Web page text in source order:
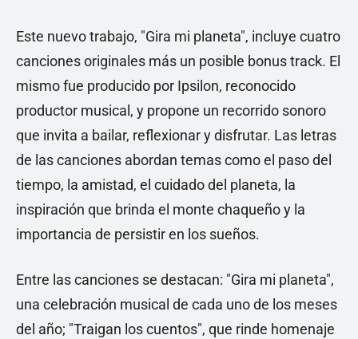
Este nuevo trabajo, "Gira mi planeta", incluye cuatro
canciones originales más un posible bonus track. El
mismo fue producido por Ipsilon, reconocido
productor musical, y propone un recorrido sonoro
que invita a bailar, reflexionar y disfrutar. Las letras
de las canciones abordan temas como el paso del
tiempo, la amistad, el cuidado del planeta, la
inspiración que brinda el monte chaqueño y la
importancia de persistir en los sueños.
Entre las canciones se destacan: "Gira mi planeta",
una celebración musical de cada uno de los meses
del año; "Traigan los cuentos", que rinde homenaje